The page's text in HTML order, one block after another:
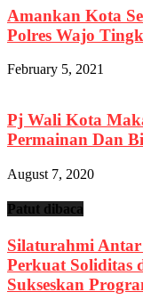
Amankan Kota
Polres Wajo
February 5, 2021
Pj Wali Kota
Permainan Dan
August 7, 2020
Patut dibaca
Silaturahmi
Perkuat Soliditas
Sukseskan